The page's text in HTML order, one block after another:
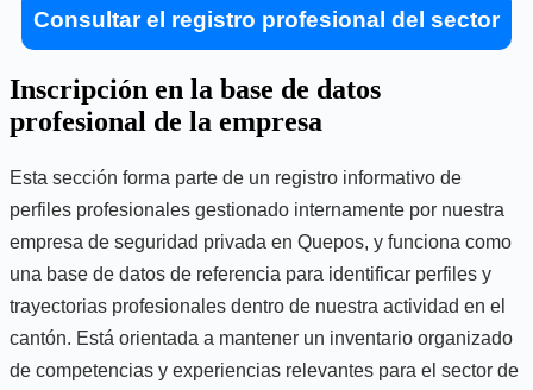
Consultar el registro profesional del sector
Inscripción en la base de datos
profesional de la empresa
Esta sección forma parte de un registro informativo de
perfiles profesionales gestionado internamente por nuestra
empresa de seguridad privada en Quepos, y funciona como
una base de datos de referencia para identificar perfiles y
trayectorias profesionales dentro de nuestra actividad en el
cantón. Está orientada a mantener un inventario organizado
de competencias y experiencias relevantes para el sector de